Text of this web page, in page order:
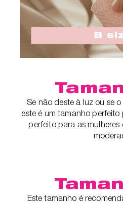
Se não deste à luz ou se
este é um tamanho
perfeito para as
Este tamanho é